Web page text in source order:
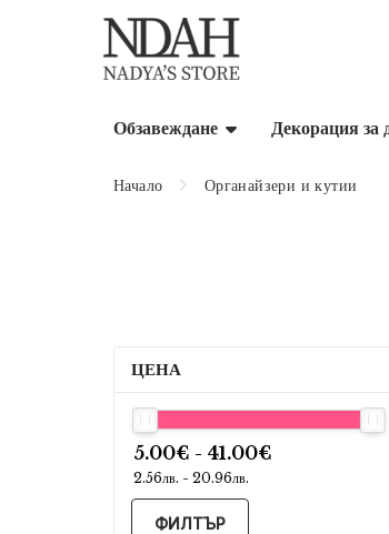
Обзавеждане Декорация за
Начало Органайзери и кутии
ЦЕНА
ФИЛТЪР